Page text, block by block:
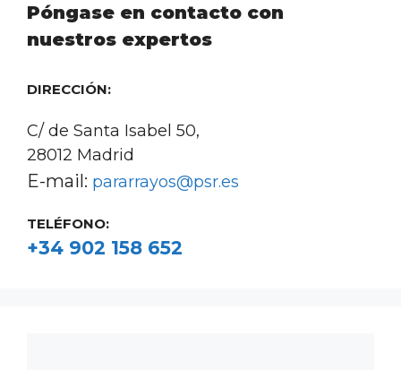
Póngase en contacto con
nuestros expertos
DIRECCIÓN:
C/ de Santa Isabel 50,
28012 Madrid
E-mail: pararrayos@psr.es
TELÉFONO:
+34 902 158 652